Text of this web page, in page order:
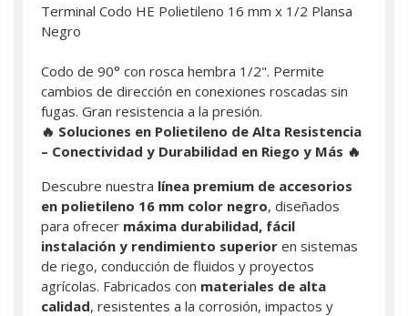
Terminal Codo HE Polietileno 16 mm x 1/2 Plansa
Negro
Codo de 90° con rosca hembra 1/2". Permite
cambios de dirección en conexiones roscadas sin
fugas. Gran resistencia a la presión.
🔥 Soluciones en Polietileno de Alta Resistencia
– Conectividad y Durabilidad en Riego y Más 🔥
Descubre nuestra línea premium de accesorios
en polietileno 16 mm color negro, diseñados
para ofrecer máxima durabilidad, fácil
instalación y rendimiento superior en sistemas
de riego, conducción de fluidos y proyectos
agrícolas. Fabricados con materiales de alta
calidad, resistentes a la corrosión, impactos y